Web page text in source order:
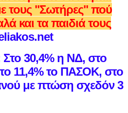
τους "Σωτήρες" πού
και τα παιδιά τους
30,4% η ΝΔ, στο
11,4% το ΠΑΣΟΚ, στο
με πτώση σχεδόν 3